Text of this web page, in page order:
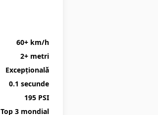
60+ km/h
2+ metri
Excepțională
0.1 secunde
195 PSI
Top 3 mondial